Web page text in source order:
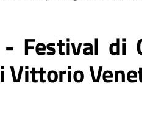
- Festival di
Vittorio